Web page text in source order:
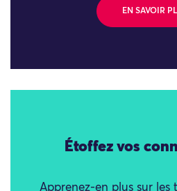
EN SAVOIR
Étoffez vos
Apprenez-en plus sur les